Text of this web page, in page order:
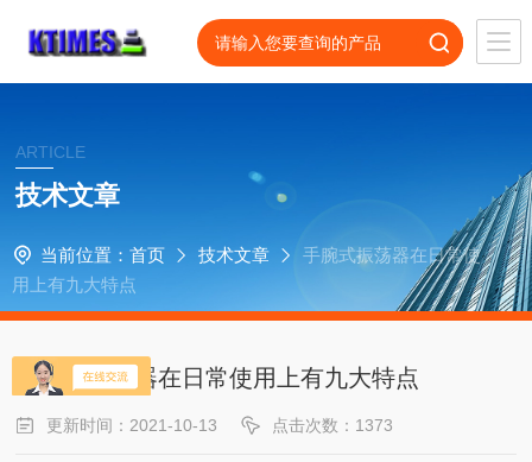
ARTICLE
技术文章
当前位置： 首页 技术文章
手腕式振荡器在日常使
用上有九大特点
手腕式振荡器在日常使用上有九大特点
更新时间：2021-10-13 点击次数：1373